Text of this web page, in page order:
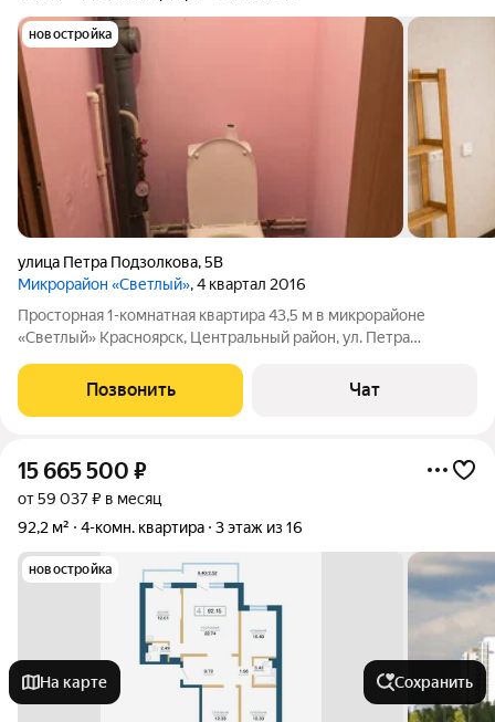
новостройка
улица Петра Подзолкова,5В
Микрорайон «Светлый», 4 квартал 2016
Просторная 1-комнатная квартира 43,5 м в микрорайоне
«Светлый» Красноярск, Центральный район, ул. Петра
однокомнатная квартира на 8 этаже современного жилого
дома. Это отличный вариант для
Позвонить Чат
15 665 500 ₽
от 59 037 ₽ в месяц
92,2 м²
4-комн. квартира 3 этаж из 16
новостройка
На карте Сохранить